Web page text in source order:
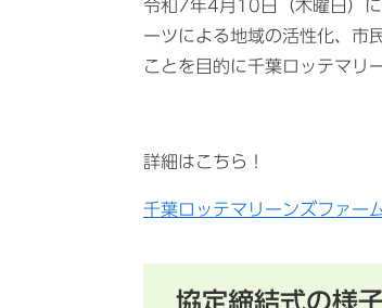
令和7年4月10日（木曜日）
ーツによる地域の活性化、市
ことを目的に千葉ロッテマリ
詳細はこちら！
千葉ロッテマリーンズファー
協定締結式の様